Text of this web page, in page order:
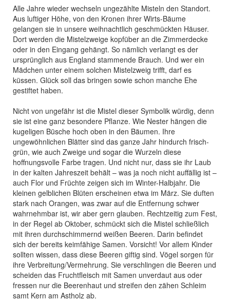
Alle Jahre wieder wechseln ungezählte Misteln den Standort.
Aus luftiger Höhe, von den Kronen ihrer Wirts-Bäume
gelangen sie in unsere weihnachtlich geschmückten Häuser.
Dort werden die Mistelzweige kopfüber an die Zimmerdecke
oder in den Eingang gehängt. So nämlich verlangt es der
ursprünglich aus England stammende Brauch. Und wer ein
Mädchen unter einem solchen Mistelzweig trifft, darf es
küssen. Glück soll das bringen sowie schon manche Ehe
gestiftet haben.
Nicht von ungefähr ist die Mistel dieser Symbolik würdig, denn
sie ist eine ganz besondere Pflanze. Wie Nester hängen die
kugeligen Büsche hoch oben in den Bäumen. Ihre
ungewöhnlichen Blätter sind das ganze Jahr hindurch frisch-
grün, wie auch Zweige und sogar die Wurzeln diese
hoffnungsvolle Farbe tragen. Und nicht nur, dass sie ihr Laub
in der kalten Jahreszeit behält – was ja noch nicht auffällig ist –
auch Flor und Früchte zeigen sich im Winter-Halbjahr. Die
kleinen gelblichen Blüten erscheinen etwa im März. Sie duften
stark nach Orangen, was zwar auf die Entfernung schwer
wahrnehmbar ist, wir aber gern glauben. Rechtzeitig zum Fest,
in der Regel ab Oktober, schmückt sich die Mistel schließlich
mit ihren durchschimmernd weißen Beeren. Darin befindet
sich der bereits keimfähige Samen. Vorsicht! Vor allem Kinder
sollten wissen, dass diese Beeren giftig sind. Vögel sorgen für
ihre Verbreitung/Vermehrung. Sie verschlingen die Beeren und
scheiden das Fruchtfleisch mit Samen unverdaut aus oder
fressen nur die Beerenhaut und streifen den zähen Schleim
samt Kern am Astholz ab.